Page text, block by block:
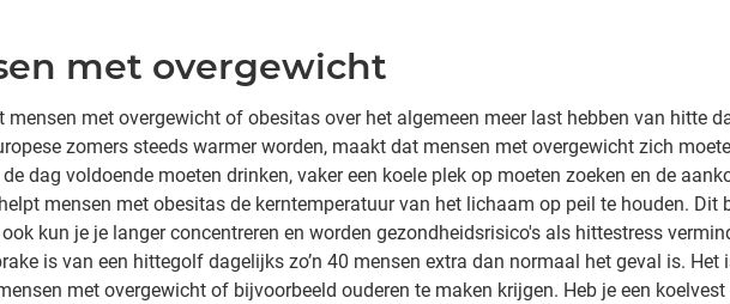
met overgewicht
met overgewicht of obesitas over het algemeen meer last hebben van hitte
zomers steeds warmer worden, maakt dat mensen met overgewicht zich
dag voldoende moeten drinken, vaker een koele plek op moeten zoeken en de
mensen met obesitas de kerntemperatuur van het lichaam op peil te houden. Dit
kun je je langer concentreren en worden gezondheidsrisico's als hittestress
is van een hittegolf dagelijks zo’n 40 mensen extra dan normaal het geval is. Het
met overgewicht of bijvoorbeeld ouderen te maken krijgen. Heb je een koelvest